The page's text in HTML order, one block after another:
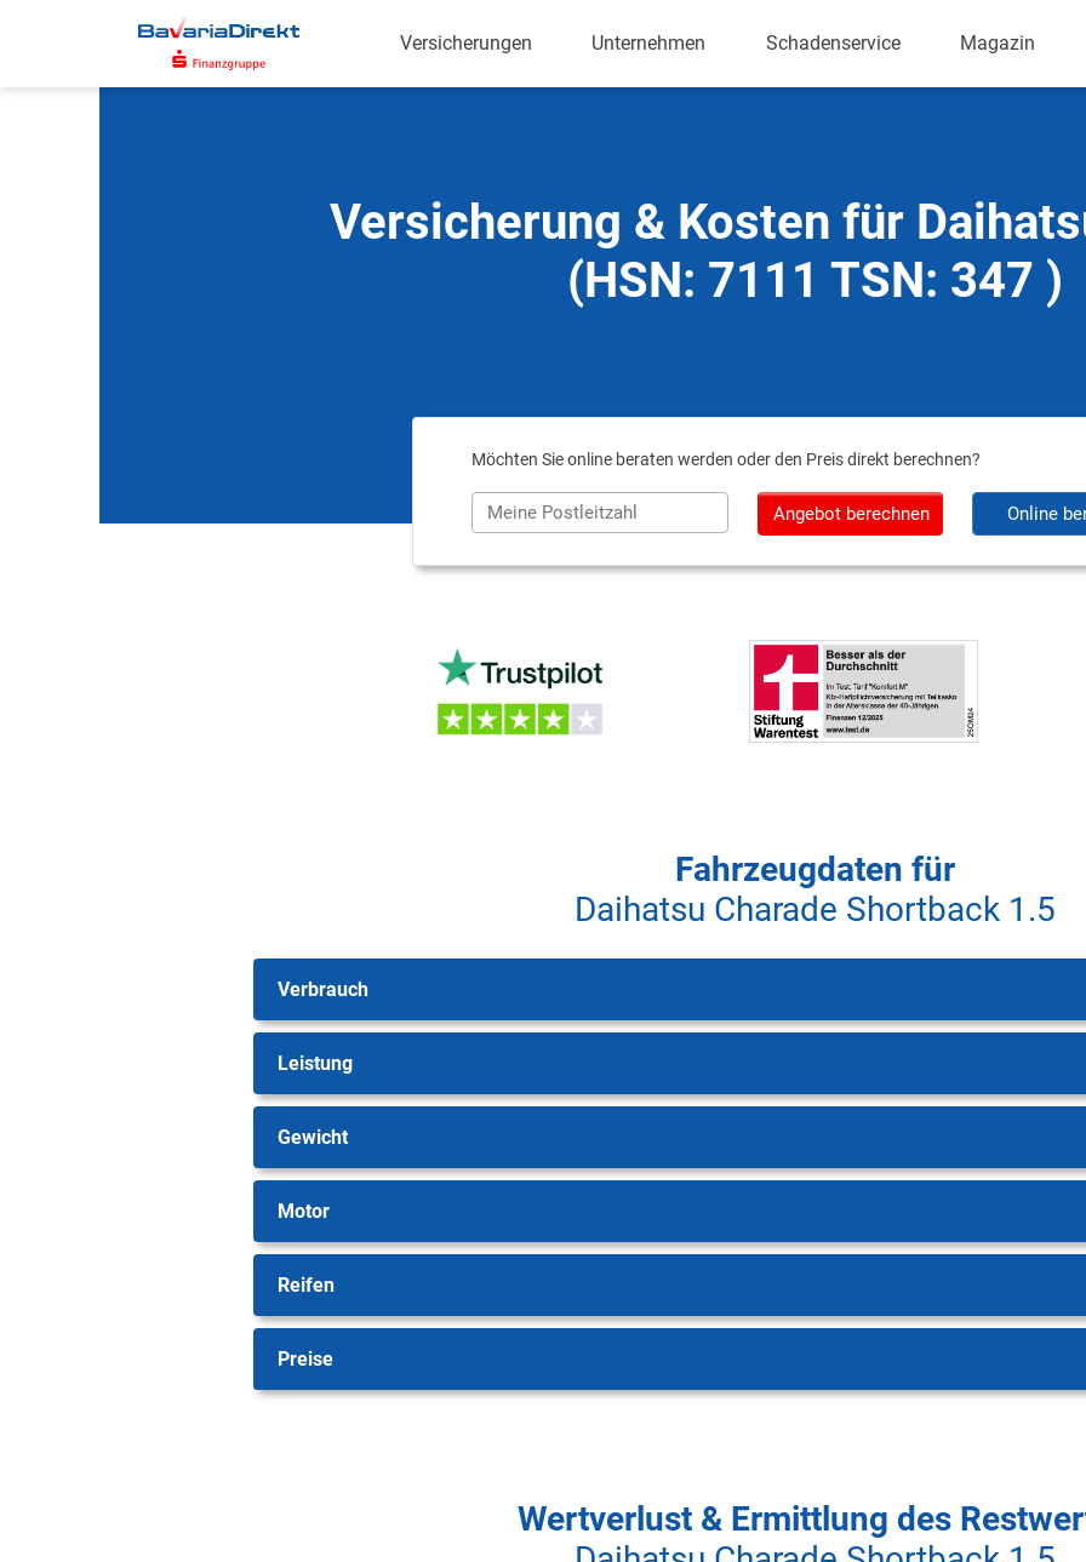
Versicherungen Unternehmen Schadenservice Magazin
Versicherung & Kosten für
(HSN: 7111 TSN: 347 )
Möchten Sie online beraten werden oder den Preis direkt berechnen?
Angebot berechnen Online
Fahrzeugdaten für
Daihatsu Charade Shortback 1.5
Verbrauch
Leistung
Gewicht
Motor
Reifen
Preise
Wertverlust & Ermittlung des